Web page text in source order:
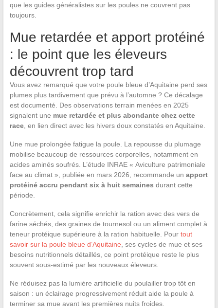
que les guides généralistes sur les poules ne couvrent pas
toujours.
Mue retardée et apport protéiné
: le point que les éleveurs
découvrent trop tard
Vous avez remarqué que votre poule bleue d’Aquitaine perd ses
plumes plus tardivement que prévu à l’automne ? Ce décalage
est documenté. Des observations terrain menées en 2025
signalent une mue retardée et plus abondante chez cette
race, en lien direct avec les hivers doux constatés en Aquitaine.
Une mue prolongée fatigue la poule. La repousse du plumage
mobilise beaucoup de ressources corporelles, notamment en
acides aminés soufrés. L’étude INRAE « Aviculture patrimoniale
face au climat », publiée en mars 2026, recommande un apport
protéiné accru pendant six à huit semaines durant cette
période.
Concrètement, cela signifie enrichir la ration avec des vers de
farine séchés, des graines de tournesol ou un aliment complet à
teneur protéique supérieure à la ration habituelle. Pour tout
savoir sur la poule bleue d’Aquitaine , ses cycles de mue et ses
besoins nutritionnels détaillés, ce point protéique reste le plus
souvent sous-estimé par les nouveaux éleveurs.
Ne réduisez pas la lumière artificielle du poulailler trop tôt en
saison : un éclairage progressivement réduit aide la poule à
terminer sa mue avant les premières nuits froides.